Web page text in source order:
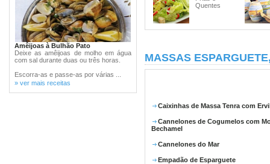
Amêijoas à Bulhão Pato
Deixe as amêijoas de molho em água
com sal durante duas ou três horas.
Escorra-as e passe-as por várias ...
» ver mais receitas
Quentes
MASSAS
Caixinhas de Massa Tenra com
Cannelones de Cogumelos com
Bechamel
Cannelones do Mar
Empadão de Esparguete